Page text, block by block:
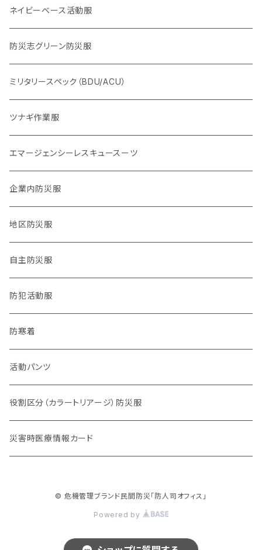
2016,4熊本地震
2024,1,1 能登半島地震
2024.9,21 能登北部豪雨
重機系
体力系
ヘルプセンター系
物資系
サバイバル系
タクティカル系
医療系
公職バックアップ系
防犯・防災警戒系
チーム系
動物系
ネイビーベース活動服
防災志グリーン防災服
ミリタリースペック（BDU/ACU）
ツナギ作業服
エマージェンシーレスキュースーツ
企業内防災服
地区防災服
自主防災服
防犯活動服
防寒着
活動パンツ
役割区分（カラートリアージ）防災服
災害時医療情報カード
© 危機管理ブランド民間防災「防人司オフィス」
Powered by